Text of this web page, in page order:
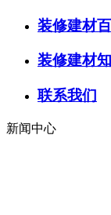
装修建材
装修建材
联系我们
新闻中心